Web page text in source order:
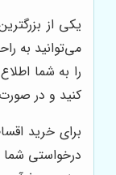
یکی از
می‌توانید به
را به شما
کنید و در صورت
برای خرید
درخواستی شما